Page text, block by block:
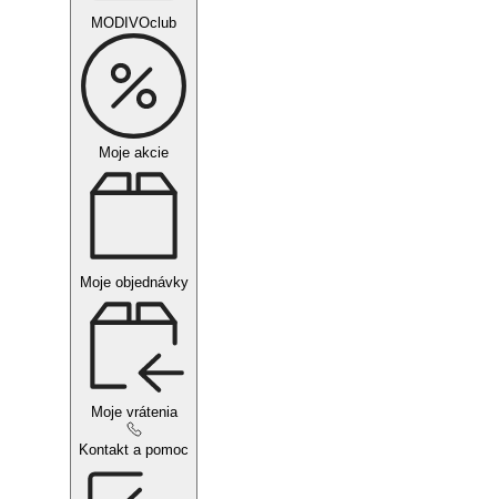
MODIVOclub
Moje akcie
Moje objednávky
Moje vrátenia
Kontakt a pomoc